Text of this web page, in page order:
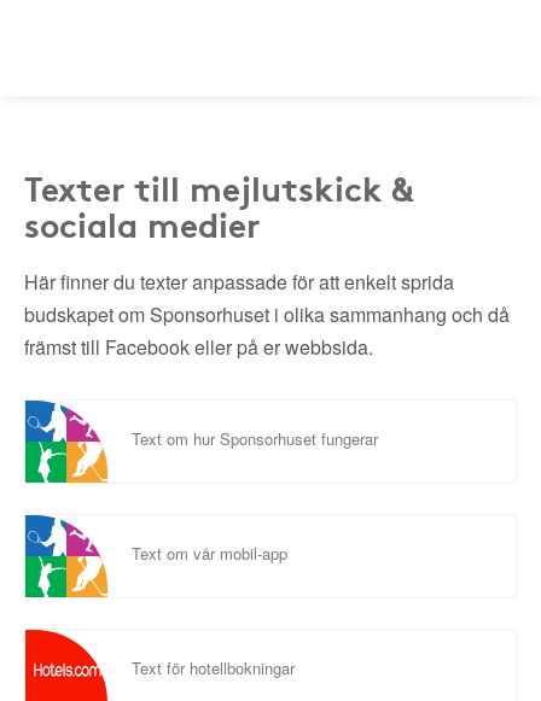
Texter till mejlutskick &
sociala medier
Här finner du texter anpassade för att enkelt sprida
budskapet om Sponsorhuset i olika sammanhang och då
främst till Facebook eller på er webbsida.
Text om hur Sponsorhuset fungerar
Text om vår mobil-app
Text för hotellbokningar